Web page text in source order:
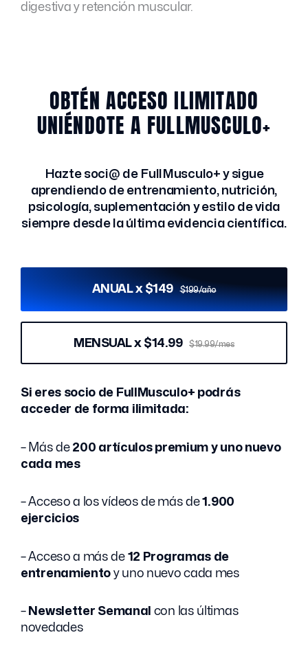
digestiva y retención muscular.
OBTÉN ACCESO ILIMITADO
UNIÉNDOTE A FULLMUSCULO+
Hazte soci@ de FullMusculo+ y sigue
aprendiendo de entrenamiento, nutrición,
psicología, suplementación y estilo de vida
siempre desde la última evidencia científica.
ANUAL x $149 $199/año
MENSUAL x $14.99 $19.99/mes
Si eres socio de FullMusculo+ podrás
acceder de forma ilimitada:
– Más de 200 artículos premium y uno nuevo
cada mes
– Acceso a los vídeos de más de1.900
ejercicios
– Acceso a más de 12 Programas de
entrenamiento y uno nuevo cada mes
– Newsletter Semanal con las últimas
novedades